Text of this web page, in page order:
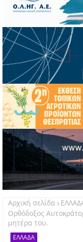
Αρχική σελίδα
Ορθόδοξος
μητέρα του.
ΕΛΛΑΔΑ